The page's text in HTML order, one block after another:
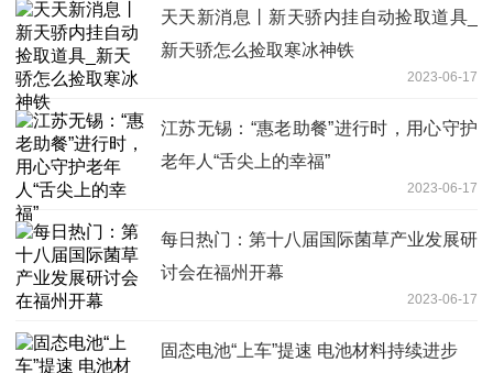
天天新消息丨新天骄内挂自动捡取道具_
新天骄怎么捡取寒冰神铁
2023-06-17
江苏无锡：“惠老助餐”进行时，用心守护
老年人“舌尖上的幸福”
2023-06-17
每日热门：第十八届国际菌草产业发展研
讨会在福州开幕
2023-06-17
固态电池“上车”提速 电池材料持续进步